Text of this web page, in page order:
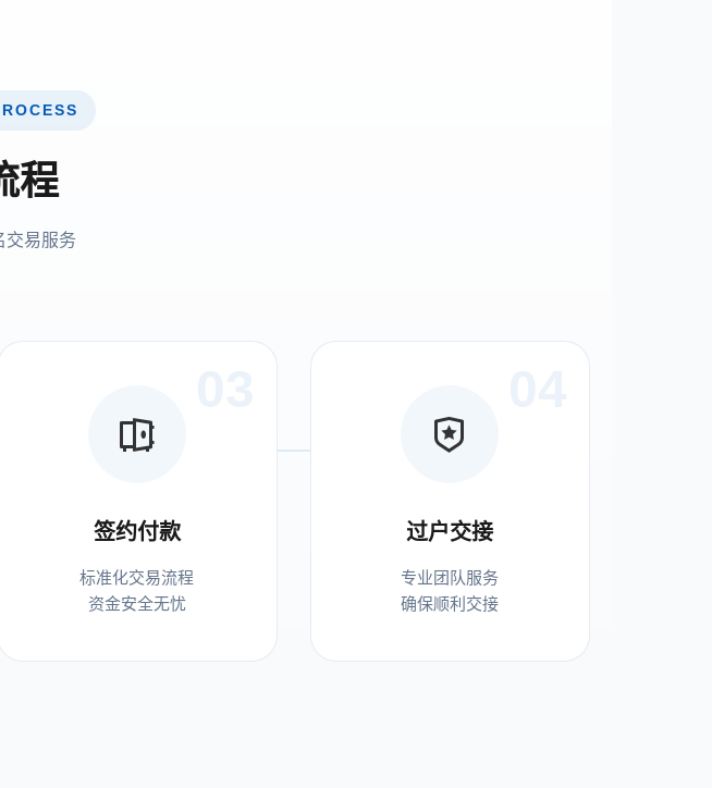
程
交易服务
签约付款
标准化交易流程
资金安全无忧
过户交接
专业团队服务
确保顺利交接